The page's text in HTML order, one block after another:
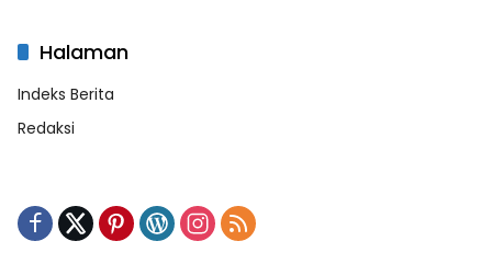
Halaman
Indeks Berita
Redaksi